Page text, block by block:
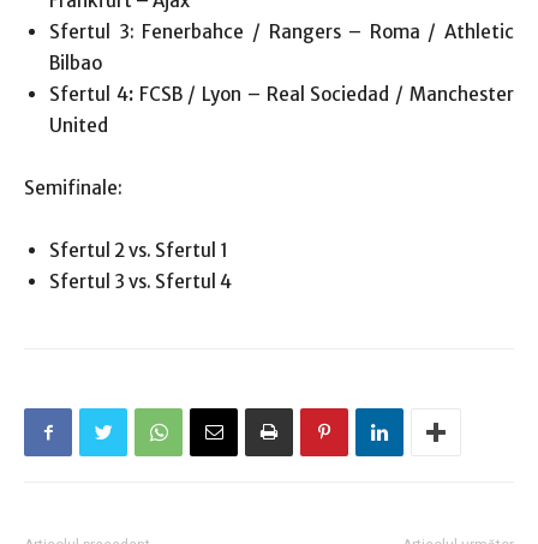
Sfertul 3: Fenerbahce / Rangers – Roma / Athletic
Bilbao
Sfertul 4:FCSB / Lyon – Real Sociedad / Manchester
United
Semifinale:
Sfertul 2 vs. Sfertul 1
Sfertul 3 vs. Sfertul 4